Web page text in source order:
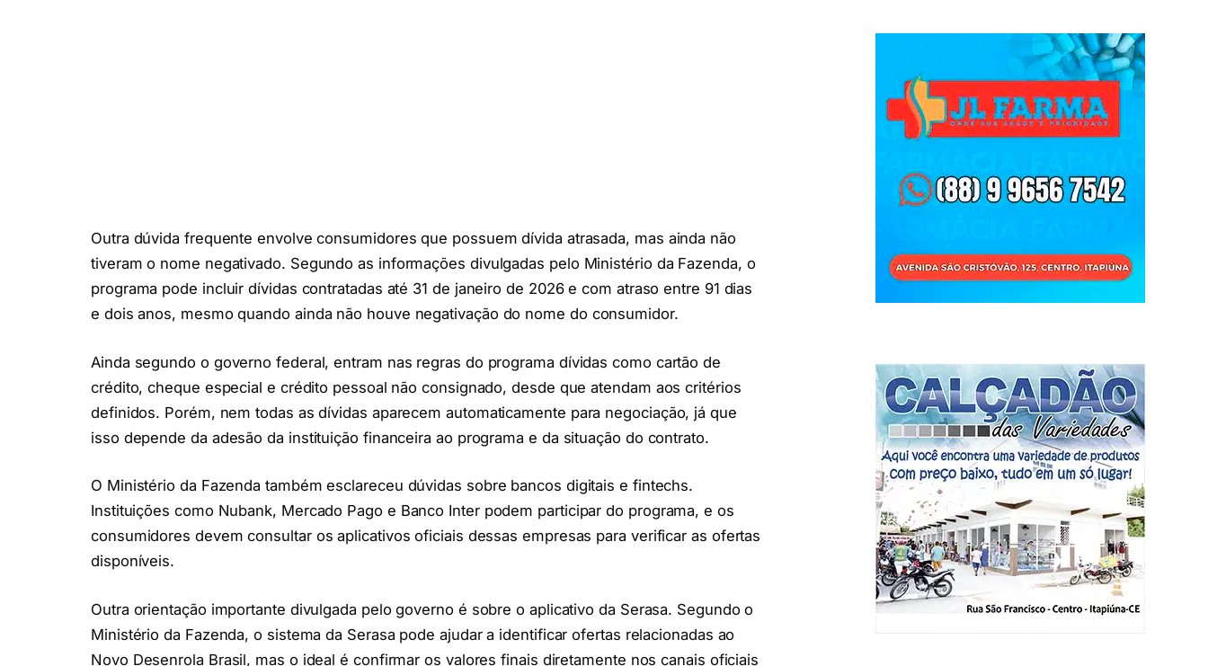
Outra dúvida frequente envolve consumidores que possuem dívida atrasada, mas ainda não
tiveram o nome negativado. Segundo as informações divulgadas pelo Ministério da Fazenda, o
programa pode incluir dívidas contratadas até 31 de janeiro de 2026 e com atraso entre 91 dias
e dois anos, mesmo quando ainda não houve negativação do nome do consumidor.
Ainda segundo o governo federal, entram nas regras do programa dívidas como cartão de
crédito, cheque especial e crédito pessoal não consignado, desde que atendam aos critérios
definidos. Porém, nem todas as dívidas aparecem automaticamente para negociação, já que
isso depende da adesão da instituição financeira ao programa e da situação do contrato.
O Ministério da Fazenda também esclareceu dúvidas sobre bancos digitais e fintechs.
Instituições como Nubank, Mercado Pago e Banco Inter podem participar do programa, e os
consumidores devem consultar os aplicativos oficiais dessas empresas para verificar as ofertas
disponíveis.
Outra orientação importante divulgada pelo governo é sobre o aplicativo da Serasa. Segundo o
Ministério da Fazenda, o sistema da Serasa pode ajudar a identificar ofertas relacionadas ao
Novo Desenrola Brasil, mas o ideal é confirmar os valores finais diretamente nos canais oficiais